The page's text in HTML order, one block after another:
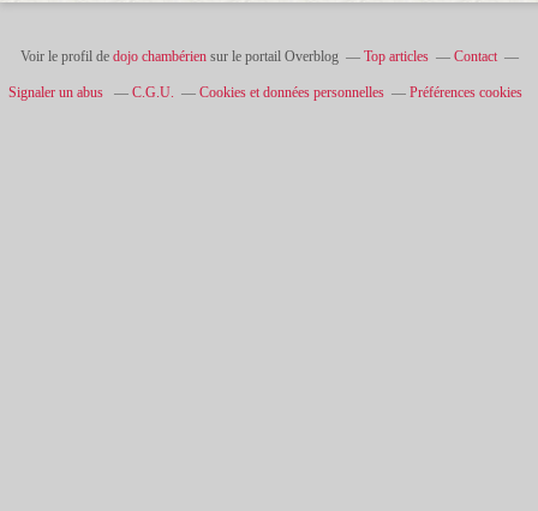
Voir le profil de dojo chambériensur le portail Overblog Top articles Contact
Signaler un abus C.G.U. Cookies et données personnelles Préférences cookies